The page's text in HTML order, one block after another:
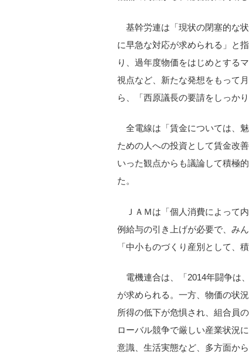
基幹労連は「現状の閉塞的な
に早急な対応が求められる」と
り、過年度物価をはじめとする
視点など、新たな発想をもって
ら、「西原議長の要請をしっか
全電線は「賃金については、
ための人への投資として賃金改
いった観点からも議論して積極
た。
ＪＡＭは「個人消費によって
例給与の引き上げが必要で、み
「中小ものづくり産別として、
電機連合は、「2014年闘争は
が求められる。一方、物価の状
所得の低下が危惧され、組合員
ローバル競争で厳しい産業状況
意識、生活実態など、多方面か